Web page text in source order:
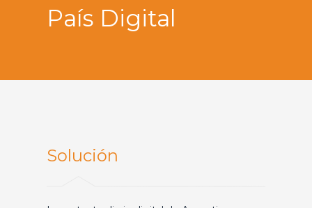
País Digital
Solución